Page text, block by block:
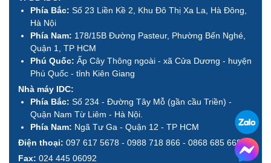
Phía Bắc: Số 23 Liền Kề 2, Khu Đô Thị Xa La, Hà Đông,
Hà Nội
Phía Nam: 178/15B Đường Pasteur, Phường Bến Nghé,
Quận 1, TP HCM
Phú Quốc: Ấp Cây Thông ngoài - xã Cửa Dương - huyện
Phú Quốc - tỉnh Kiên Giang
Nhà máy IDC:
Phía Bắc: Số 234 - Đường Tây Mỗ (gần cầu Triền) -
Quận Nam Từ Liêm - Hà Nội.
Phía Nam: Ngã Tư Ga - Quận 12 - TP HCM
Điện thoại: 097 617 5678 - 0988 718 866 - 0868 685 668
Fax: 024 445 06092